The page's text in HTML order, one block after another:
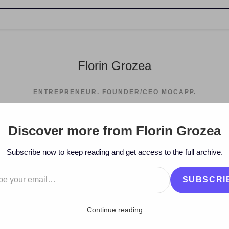
Florin Grozea
ENTREPRENEUR. FOUNDER/CEO MOCAPP.
ed 13
Discover more from Florin Grozea
Subscribe now to keep reading and get access to the full archive.
Continue reading